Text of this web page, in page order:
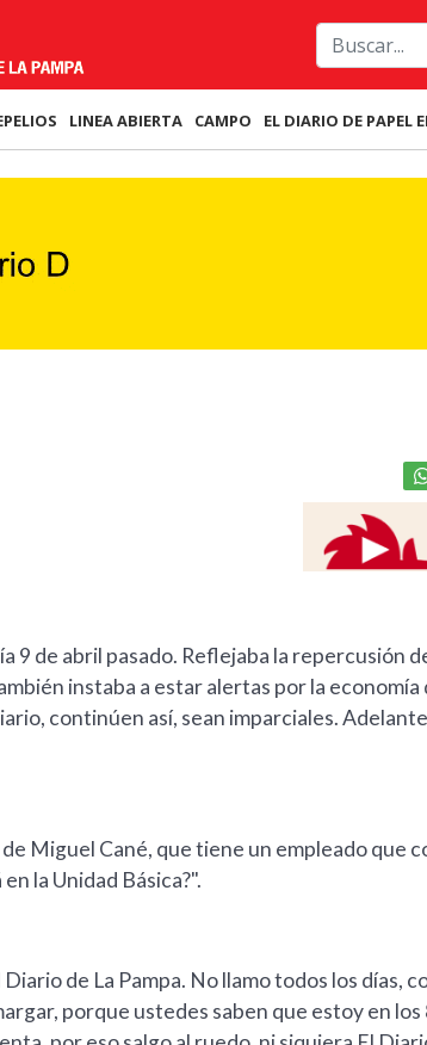
LINEA ABIERTA CAMPO EL DIARIO DE PAPEL
9 de abril pasado. Reflejaba la repercusión
instaba a estar alertas por la economía
continúen así, sean imparciales.
Miguel Cané, que tiene un empleado que
la Unidad Básica?".
de La Pampa. No llamo todos los días,
porque ustedes saben que estoy en